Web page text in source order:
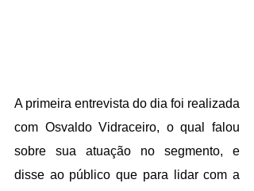
A primeira entrevista do dia foi realizada
com Osvaldo Vidraceiro, o qual falou
sobre sua atuação no segmento, e
disse ao público que para lidar com a